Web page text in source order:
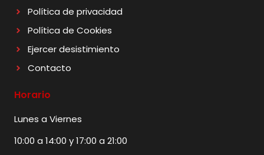
Política de privacidad
Política de Cookies
Ejercer desistimiento
Contacto
Horario
Lunes a Viernes
10:00 a 14:00 y 17:00 a 21:00